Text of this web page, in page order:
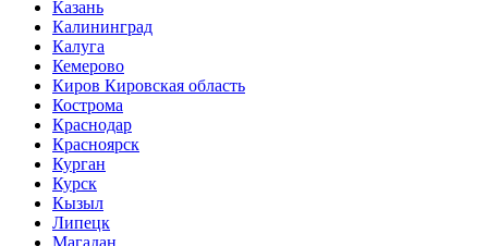
Казань
Калининград
Калуга
Кемерово
Киров Кировская область
Кострома
Краснодар
Красноярск
Курган
Курск
Кызыл
Липецк
Магадан